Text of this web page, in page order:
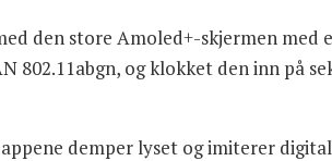
den store Amoled+-skjermen med
og klokket den inn på
demper lyset og imiterer